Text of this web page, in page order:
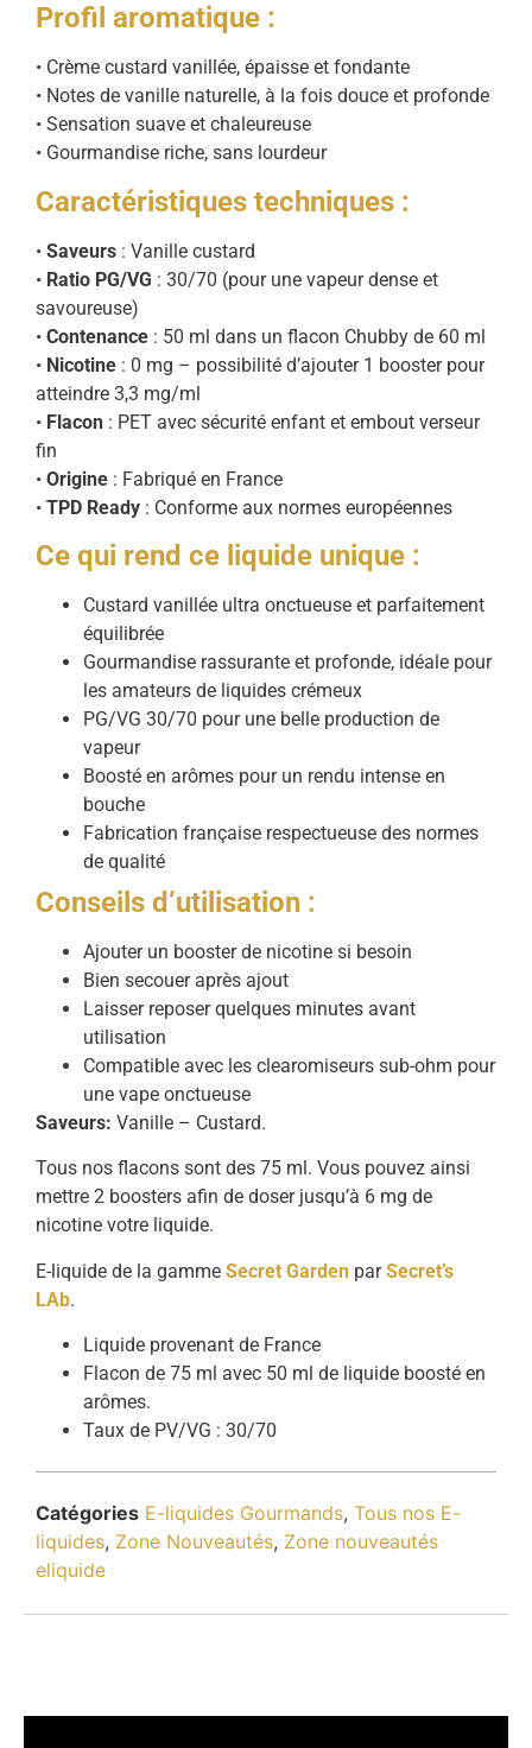
Profil aromatique :
• Crème custard vanillée, épaisse et fondante
• Notes de vanille naturelle, à la fois douce et profonde
• Sensation suave et chaleureuse
• Gourmandise riche, sans lourdeur
Caractéristiques techniques :
• Saveurs : Vanille custard
• Ratio PG/VG : 30/70 (pour une vapeur dense et
savoureuse)
• Contenance : 50 ml dans un flacon Chubby de 60 ml
• Nicotine : 0 mg – possibilité d’ajouter 1 booster pour
atteindre 3,3 mg/ml
• Flacon : PET avec sécurité enfant et embout verseur
fin
• Origine : Fabriqué en France
• TPD Ready : Conforme aux normes européennes
Ce qui rend ce liquide unique :
Custard vanillée ultra onctueuse et parfaitement
équilibrée
Gourmandise rassurante et profonde, idéale pour
les amateurs de liquides crémeux
PG/VG 30/70 pour une belle production de
vapeur
Boosté en arômes pour un rendu intense en
bouche
Fabrication française respectueuse des normes
de qualité
Conseils d’utilisation :
Ajouter un booster de nicotine si besoin
Bien secouer après ajout
Laisser reposer quelques minutes avant
utilisation
Compatible avec les clearomiseurs sub-ohm pour
une vape onctueuse
Saveurs: Vanille – Custard.
Tous nos flacons sont des 75 ml. Vous pouvez ainsi
mettre 2 boosters afin de doser jusqu’à 6 mg de
nicotine votre liquide.
E-liquide de la gamme Secret Garden parSecret’s
LAb.
Liquide provenant de France
Flacon de 75 ml avec 50 ml de liquide boosté en
arômes.
Taux de PV/VG : 30/70
Catégories E-liquides Gourmands, Tous nos E-
liquides, Zone Nouveautés, Zone nouveautés
eliquide